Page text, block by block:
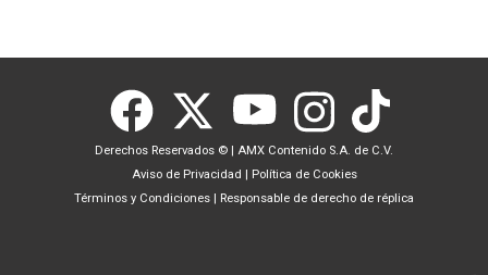
Derechos Reservados © | AMX Contenido S.A. de C.V.
Aviso de Privacidad | Política de Cookies
Términos y Condiciones | Responsable de derecho de réplica